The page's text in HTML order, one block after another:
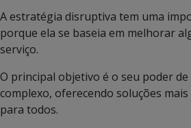
A estratégia disruptiva tem uma
porque ela se baseia em melhorar
serviço.
O principal objetivo é o seu poder
complexo, oferecendo soluções
para todos.